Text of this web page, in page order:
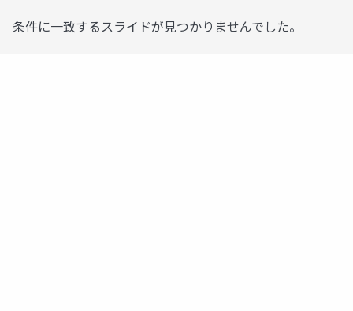
条件に一致するスライドが見つかりませんでした。